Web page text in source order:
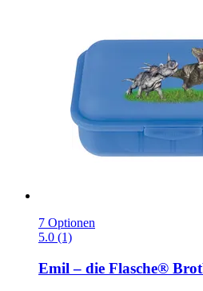
7 Optionen
5.0 (1)
Emil – die Flasche®